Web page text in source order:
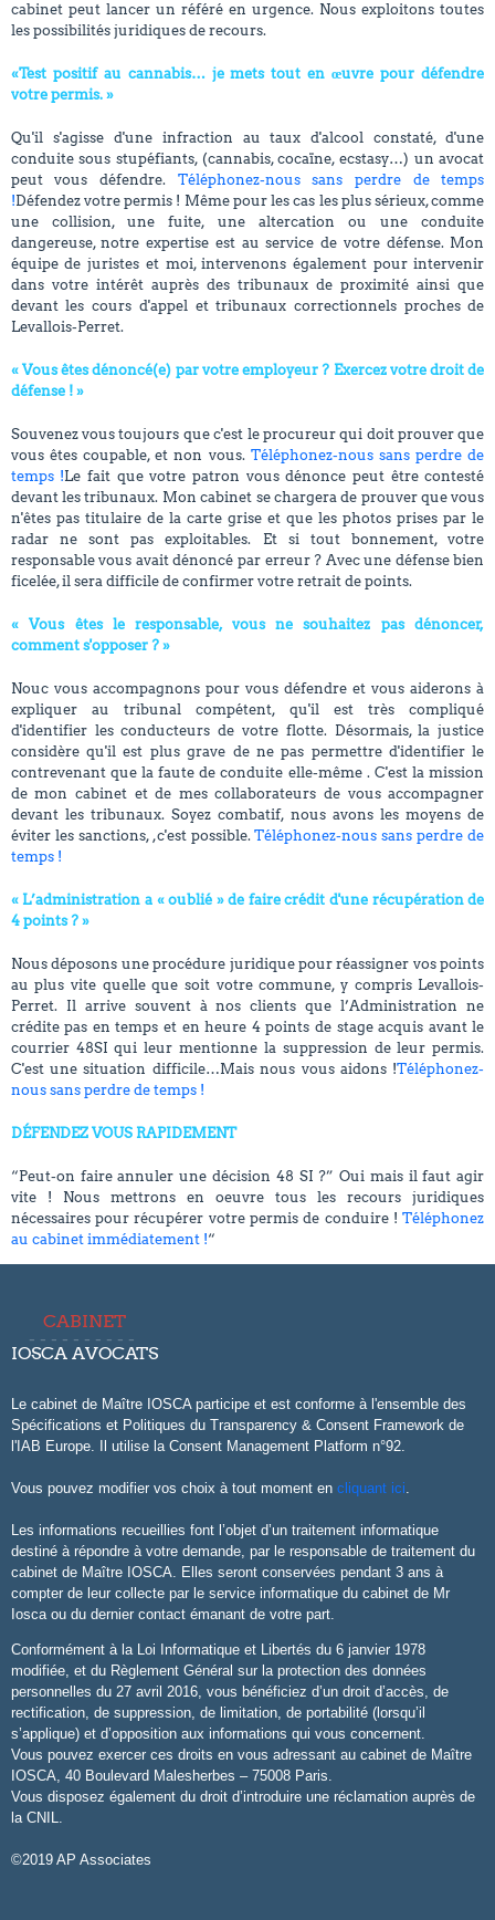
cabinet peut lancer un référé en urgence. Nous exploitons toutes
les possibilités juridiques de recours.
«Test positif au cannabis… je mets tout en œuvre pour défendre
votre permis. »
Qu'il s'agisse d'une infraction au taux d'alcool constaté, d'une
conduite sous stupéfiants, (cannabis, cocaïne, ecstasy…) un avocat
peut vous défendre. Téléphonez-nous sans perdre de temps
!Défendez votre permis ! Même pour les cas les plus sérieux, comme
une collision, une fuite, une altercation ou une conduite
dangereuse, notre expertise est au service de votre défense. Mon
équipe de juristes et moi, intervenons également pour intervenir
dans votre intérêt auprès des tribunaux de proximité ainsi que
devant les cours d'appel et tribunaux correctionnels proches de
Levallois-Perret.
« Vous êtes dénoncé(e) par votre employeur ? Exercez votre droit de
défense ! »
Souvenez vous toujours que c'est le procureur qui doit prouver que
vous êtes coupable, et non vous. Téléphonez-nous sans perdre de
temps !Le fait que votre patron vous dénonce peut être contesté
devant les tribunaux. Mon cabinet se chargera de prouver que vous
n'êtes pas titulaire de la carte grise et que les photos prises par le
radar ne sont pas exploitables. Et si tout bonnement, votre
responsable vous avait dénoncé par erreur ? Avec une défense bien
ficelée, il sera difficile de confirmer votre retrait de points.
« Vous êtes le responsable, vous ne souhaitez pas dénoncer,
comment s'opposer ? »
Nouc vous accompagnons pour vous défendre et vous aiderons à
expliquer au tribunal compétent, qu'il est très compliqué
d'identifier les conducteurs de votre flotte. Désormais, la justice
considère qu'il est plus grave de ne pas permettre d'identifier le
contrevenant que la faute de conduite elle-même . C'est la mission
de mon cabinet et de mes collaborateurs de vous accompagner
devant les tribunaux. Soyez combatif, nous avons les moyens de
éviter les sanctions, ,c'est possible.Téléphonez-nous sans perdre de
temps !
« L’administration a « oublié » de faire crédit d'une récupération de
4 points ? »
Nous déposons une procédure juridique pour réassigner vos points
au plus vite quelle que soit votre commune, y compris Levallois-
Perret. Il arrive souvent à nos clients que l’Administration ne
crédite pas en temps et en heure 4 points de stage acquis avant le
courrier 48SI qui leur mentionne la suppression de leur permis.
C'est une situation difficile…Mais nous vous aidons !Téléphonez-
nous sans perdre de temps !
DÉFENDEZ VOUS RAPIDEMENT
“Peut-on faire annuler une décision 48 SI ?” Oui mais il faut agir
vite ! Nous mettrons en oeuvre tous les recours juridiques
nécessaires pour récupérer votre permis de conduire !Téléphonez
au cabinet immédiatement !“
CABINET
IOSCA AVOCATS
Le cabinet de Maître IOSCA participe et est conforme à l'ensemble des
Spécifications et Politiques du Transparency & Consent Framework de
l'IAB Europe. Il utilise la Consent Management Platform n°92.
Vous pouvez modifier vos choix à tout moment en cliquant ici
Les informations recueillies font l’objet d’un traitement informatique
destiné à répondre à votre demande, par le responsable de traitement du
cabinet de Maître IOSCA. Elles seront conservées pendant 3 ans à
compter de leur collecte par le service informatique du cabinet de Mr
Iosca ou du dernier contact émanant de votre part.
Conformément à la Loi Informatique et Libertés du 6 janvier 1978
modifiée, et du Règlement Général sur la protection des données
personnelles du 27 avril 2016, vous bénéficiez d’un droit d’accès, de
rectification, de suppression, de limitation, de portabilité (lorsqu’il
s’applique) et d’opposition aux informations qui vous concernent.
Vous pouvez exercer ces droits en vous adressant au cabinet de Maître
IOSCA, 40 Boulevard Malesherbes – 75008 Paris.
Vous disposez également du droit d’introduire une réclamation auprès de
la CNIL.
©2019 AP Associates